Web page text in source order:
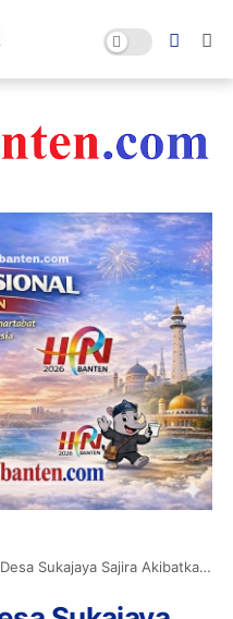
Sajira Akibatkan Kecelakaan Pada Ibu-ibu